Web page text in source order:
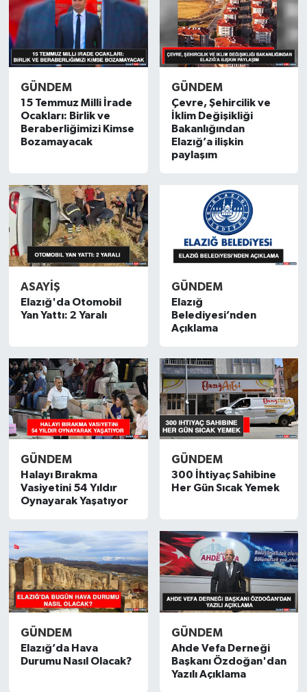
GÜNDEM
15 Temmuz Milli İrade
Ocakları: Birlik ve
Beraberliğimizi Kimse
Bozamayacak
GÜNDEM
Çevre, Şehircilik ve
İklim Değişikliği
Bakanlığından
Elazığ’a ilişkin
paylaşım
ASAYİŞ
Elazığ'da Otomobil
Yan Yattı: 2 Yaralı
GÜNDEM
Elazığ
Belediyesi’nden
Açıklama
GÜNDEM
Halayı Bırakma
Vasiyetini 54 Yıldır
Oynayarak Yaşatıyor
GÜNDEM
300 İhtiyaç Sahibine
Her Gün Sıcak Yemek
GÜNDEM
Elazığ’da Hava
Durumu Nasıl Olacak?
GÜNDEM
Ahde Vefa Derneği
Başkanı Özdoğan'dan
Yazılı Açıklama
KÜLTÜR-SANAT
MAGAZİN
MEDYA
ÖZEL HABER
SAĞLIK
SİYASET
SPOR
TEKNOLOJİ